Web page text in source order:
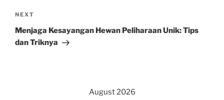
Next
Post
NEXT
Menjaga Kesayangan Hewan Peliharaan Unik: Tips
dan Triknya
August 2026